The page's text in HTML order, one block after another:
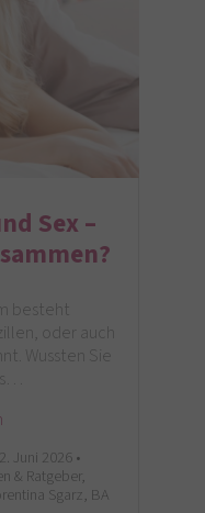
Sex –
besteht
oder auch
Wussten Sie
Juni 2026 •
& Ratgeber,
Sgarz, BA